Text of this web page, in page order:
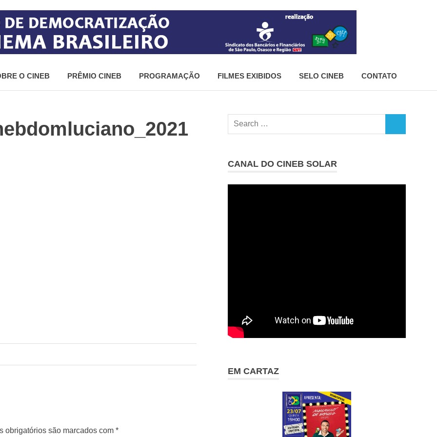
O CINEB PRÊMIO CINEB PROGRAMAÇÃO FILMES EXIBIDOS SELO CINEB CONTATO
obrigatórios são marcados com *
Search
CANAL DO CINEB SOLAR
EM CARTAZ